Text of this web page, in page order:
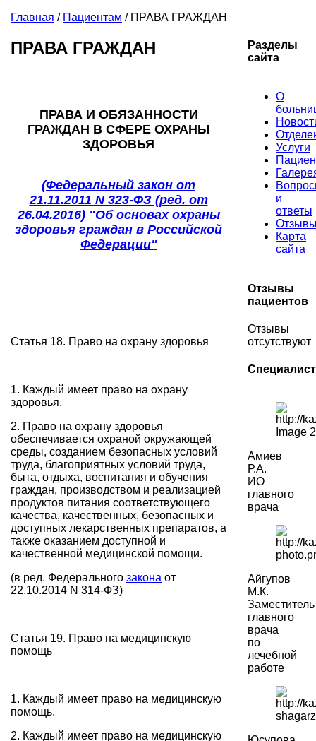
Главная / Пациентам / ПРАВА ГРАЖДАН
ПРАВА ГРАЖДАН
ПРАВА И ОБЯЗАННОСТИ
ГРАЖДАН В СФЕРЕ ОХРАНЫ
ЗДОРОВЬЯ
(Федеральный закон от
21.11.2011 N 323-ФЗ (ред. от
26.04.2016) "Об основах охраны
здоровья граждан в Российской
Федерации"
Статья 18. Право на охрану здоровья
1. Каждый имеет право на охрану
здоровья.
2. Право на охрану здоровья
обеспечивается охраной окружающей
среды, созданием безопасных условий
труда, благоприятных условий труда,
быта, отдыха, воспитания и обучения
граждан, производством и реализацией
продуктов питания соответствующего
качества, качественных, безопасных и
доступных лекарственных препаратов, а
также оказанием доступной и
качественной медицинской помощи.
(в ред. Федерального закона от
22.10.2014 N 314-ФЗ)
Статья 19. Право на медицинскую
помощь
1. Каждый имеет право на медицинскую
помощь.
2. Каждый имеет право на медицинскую
Разделы
сайта
О
Услуги
и
ответы
Карта
сайта
Отзывы
пациентов
Отзывы
отсутствуют
Амиев
Р.А.
ИО
главного
врача
Айгупов
М.К.
Заместитель
главного
врача
по
лечебной
работе